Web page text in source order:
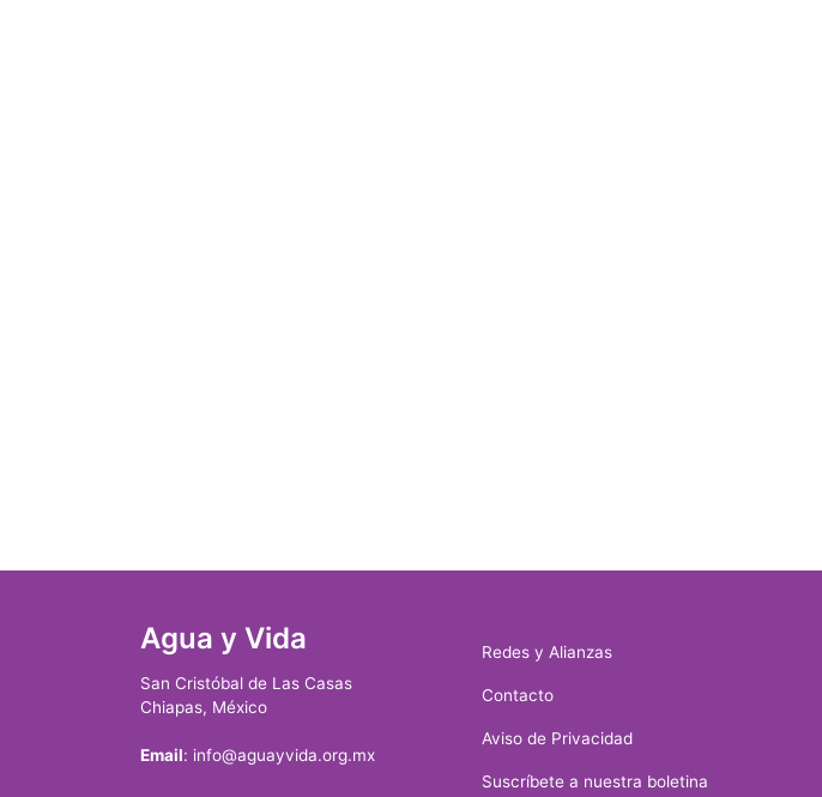
Agua y Vida
San Cristóbal de Las Casas
Chiapas, México
Email: info@aguayvida.org.mx
Redes y Alianzas
Contacto
Aviso de Privacidad
Suscríbete a nuestra boletina